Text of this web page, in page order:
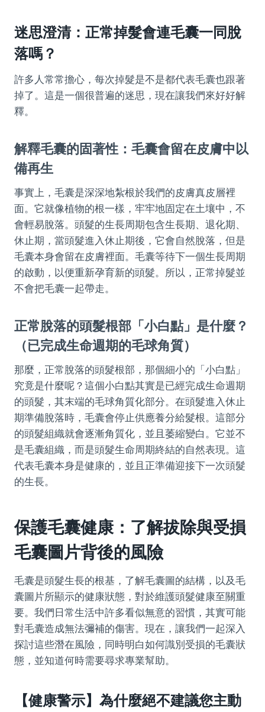
迷思澄清：正常掉髮會連毛囊一同脫
落嗎？
許多人常常擔心，每次掉髮是不是都代表毛囊也跟著
掉了。這是一個很普遍的迷思，現在讓我們來好好解
釋。
解釋毛囊的固著性：毛囊會留在皮膚中以
備再生
事實上，毛囊是深深地紮根於我們的皮膚真皮層裡
面。它就像植物的根一樣，牢牢地固定在土壤中，不
會輕易脫落。頭髮的生長周期包含生長期、退化期、
休止期，當頭髮進入休止期後，它會自然脫落，但是
毛囊本身會留在皮膚裡面。毛囊等待下一個生長周期
的啟動，以便重新孕育新的頭髮。所以，正常掉髮並
不會把毛囊一起帶走。
正常脫落的頭髮根部「小白點」是什麼？
（已完成生命週期的毛球角質）
那麼，正常脫落的頭髮根部，那個細小的「小白點」
究竟是什麼呢？這個小白點其實是已經完成生命週期
的頭髮，其末端的毛球角質化部分。在頭髮進入休止
期準備脫落時，毛囊會停止供應養分給髮根。這部分
的頭髮組織就會逐漸角質化，並且萎縮變白。它並不
是毛囊組織，而是頭髮生命周期終結的自然表現。這
代表毛囊本身是健康的，並且正準備迎接下一次頭髮
的生長。
保護毛囊健康：了解拔除與受損
毛囊圖片背後的風險
毛囊是頭髮生長的根基，了解毛囊圖的結構，以及毛
囊圖片所顯示的健康狀態，對於維護頭髮健康至關重
要。我們日常生活中許多看似無意的習慣，其實可能
對毛囊造成無法彌補的傷害。現在，讓我們一起深入
探討這些潛在風險，同時明白如何識別受損的毛囊狀
態，並知道何時需要尋求專業幫助。
【健康警示】為什麼絕不建議您主動